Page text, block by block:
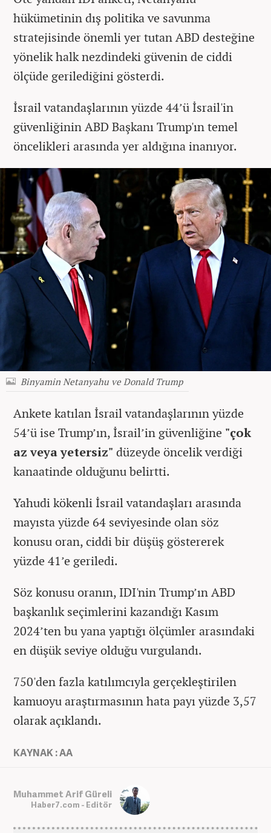
hükümetinin dış politika ve savunma
stratejisinde önemli yer tutan ABD desteğine
yönelik halk nezdindeki güvenin de ciddi
ölçüde gerilediğini gösterdi.
İsrail vatandaşlarının yüzde 44’ü İsrail'in
güvenliğinin ABD Başkanı Trump'ın temel
öncelikleri arasında yer aldığına inanıyor.
Binyamin Netanyahu ve Donald Trump
Ankete katılan İsrail vatandaşlarının yüzde
54’ü ise Trump’ın, İsrail’in güvenliğine "çok
az veya yetersiz" düzeyde öncelik verdiği
kanaatinde olduğunu belirtti.
Yahudi kökenli İsrail vatandaşları arasında
mayısta yüzde 64 seviyesinde olan söz
konusu oran, ciddi bir düşüş göstererek
yüzde 41’e geriledi.
Söz konusu oranın, IDI'nin Trump’ın ABD
başkanlık seçimlerini kazandığı Kasım
2024’ten bu yana yaptığı ölçümler arasındaki
en düşük seviye olduğu vurgulandı.
750'den fazla katılımcıyla gerçekleştirilen
kamuoyu araştırmasının hata payı yüzde 3,57
olarak açıklandı.
KAYNAK : AA
Muhammet Arif Güreli
Haber7.com - Editör